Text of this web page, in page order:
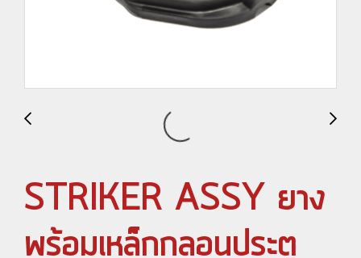
STRIKER ASSY ยาง
พร้อมเหล็กกลอนประตู